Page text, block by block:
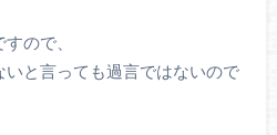
ので、
と言っても過言ではないので